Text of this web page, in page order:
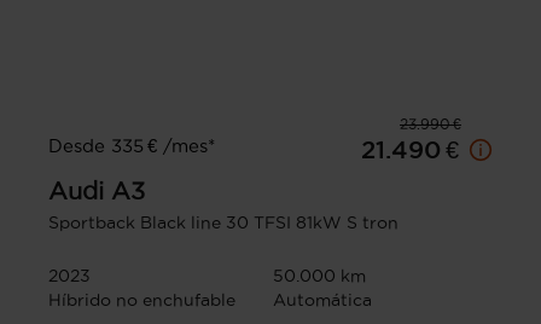
23.990 €
Desde 335 € /mes*
21.490 €
Audi A3
Sportback Black line 30 TFSI 81kW S tron
2023
50.000 km
Híbrido no enchufable
Automática